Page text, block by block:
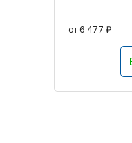
от 6 477 ₽